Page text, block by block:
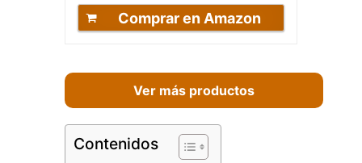
Comprar en Amazon
Ver más productos
Contenidos